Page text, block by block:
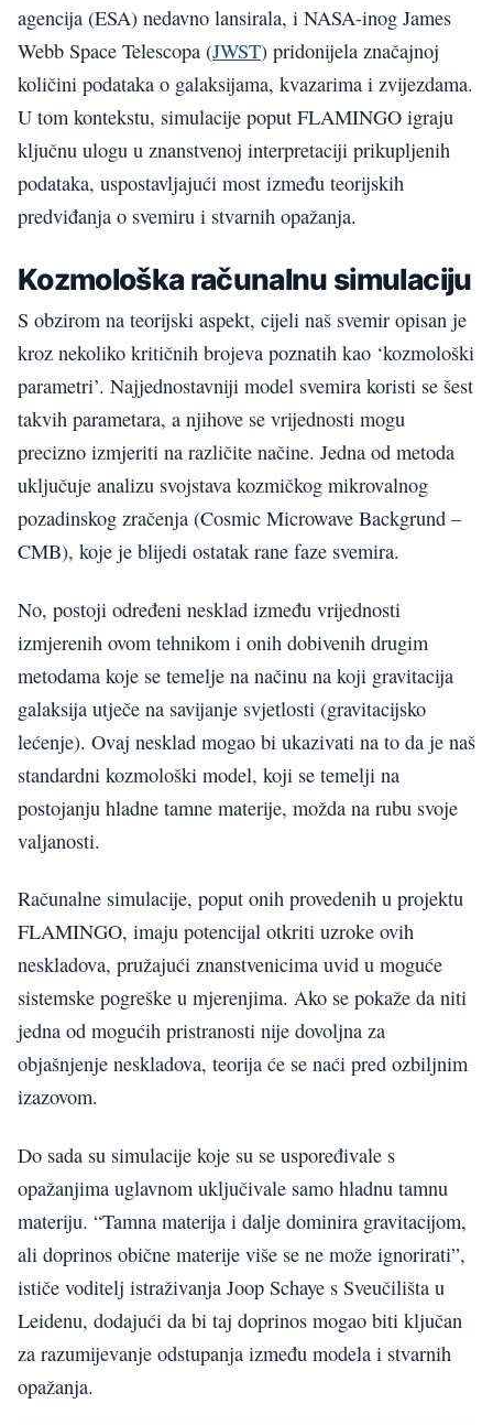
agencija (ESA) nedavno lansirala, i NASA-inog James
Webb Space Telescopa (JWST) pridonijela značajnoj
količini podataka o galaksijama, kvazarima i zvijezdama.
U tom kontekstu, simulacije poput FLAMINGO igraju
ključnu ulogu u znanstvenoj interpretaciji prikupljenih
podataka, uspostavljajući most između teorijskih
predviđanja o svemiru i stvarnih opažanja.
Kozmološka računalnu simulaciju
S obzirom na teorijski aspekt, cijeli naš svemir opisan je
kroz nekoliko kritičnih brojeva poznatih kao ‘kozmološki
parametri’. Najjednostavniji model svemira koristi se šest
takvih parametara, a njihove se vrijednosti mogu
precizno izmjeriti na različite načine. Jedna od metoda
uključuje analizu svojstava kozmičkog mikrovalnog
pozadinskog zračenja (Cosmic Microwave Backgrund –
CMB), koje je blijedi ostatak rane faze svemira.
No, postoji određeni nesklad između vrijednosti
izmjerenih ovom tehnikom i onih dobivenih drugim
metodama koje se temelje na načinu na koji gravitacija
galaksija utječe na savijanje svjetlosti (gravitacijsko
lećenje). Ovaj nesklad mogao bi ukazivati na to da je naš
standardni kozmološki model, koji se temelji na
postojanju hladne tamne materije, možda na rubu svoje
valjanosti.
Računalne simulacije, poput onih provedenih u projektu
FLAMINGO, imaju potencijal otkriti uzroke ovih
neskladova, pružajući znanstvenicima uvid u moguće
sistemske pogreške u mjerenjima. Ako se pokaže da niti
jedna od mogućih pristranosti nije dovoljna za
objašnjenje neskladova, teorija će se naći pred ozbiljnim
izazovom.
Do sada su simulacije koje su se uspoređivale s
opažanjima uglavnom uključivale samo hladnu tamnu
materiju. “Tamna materija i dalje dominira gravitacijom,
ali doprinos obične materije više se ne može ignorirati”,
ističe voditelj istraživanja Joop Schaye s Sveučilišta u
Leidenu, dodajući da bi taj doprinos mogao biti ključan
za razumijevanje odstupanja između modela i stvarnih
opažanja.